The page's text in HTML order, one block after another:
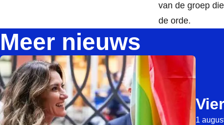
van de groep
de orde.
Meer nieuws
1